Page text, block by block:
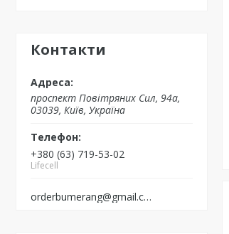
Контакти
проспект Повітряних Сил, 94а,
03039, Київ, Україна
+380 (63) 719-53-02
Lifecell
orderbumerang@gmail.com